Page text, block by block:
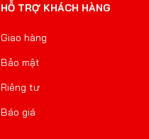
HỖ TRỢ KHÁCH HÀNG
Giao hàng
Bảo mật
Riêng tư
Báo giá